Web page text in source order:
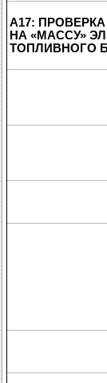
A17:
НА «МАССУ»
ТОПЛИВНОГО